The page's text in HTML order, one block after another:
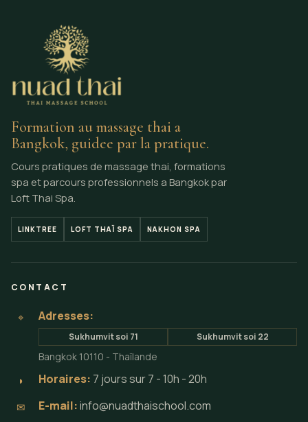
Formation au massage thai a
Bangkok, guidee par la pratique.
Cours pratiques de massage thai, formations
spa et parcours professionnels a Bangkok par
Loft Thai Spa.
LINKTREE LOFT THAÏ SPA NAKHON SPA
CONTACT
⌖ Adresses:
Sukhumvit soi 71 Sukhumvit soi 22
Bangkok 10110 - Thaïlande
◗ Horaires: 7 jours sur 7 - 10h - 20h
✉ E-mail:info@nuadthaischool.com